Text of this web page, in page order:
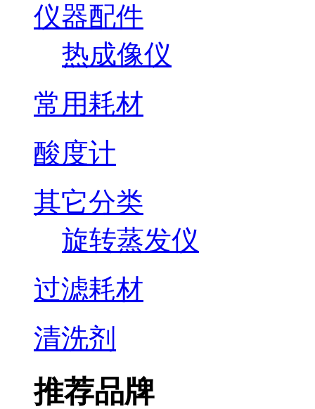
仪器配件
热成像仪
常用耗材
酸度计
其它分类
旋转蒸发仪
过滤耗材
清洗剂
推荐品牌